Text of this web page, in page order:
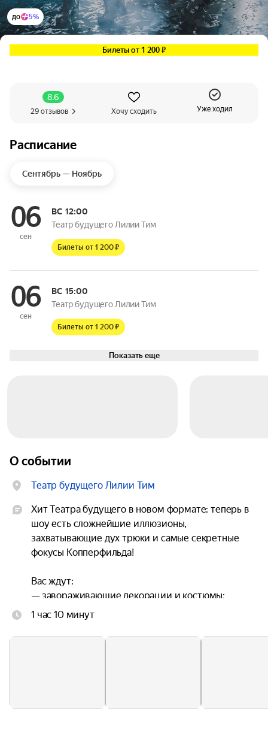
до 5%
Билеты от 1 200 ₽
8.6
29 отзывов Хочу сходить Уже ходил
Расписание
Сентябрь — Ноябрь
06
сен
ВС12:00
Театр будущего Лилии Тим
Билеты от 1 200 ₽
06
сен
ВС15:00
Театр будущего Лилии Тим
Билеты от 1 200 ₽
Показать еще
О событии
Театр будущего Лилии Тим
Хит Театра будущего в новом формате: теперь в
шоу есть сложнейшие иллюзионы,
захватывающие дух трюки и самые секретные
фокусы Копперфильда!
Вас ждут:
— завораживающие декорации и костюмы;
— экстремальные цирковые трюки;
— фокусы и иллюзионы от главного злодея;
Проект разработан с учётом особенностей
1 час 10 минут